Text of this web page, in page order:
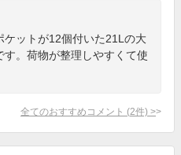
ケットが12個付いた21Lの大
。荷物が整理しやすくて使
全てのおすすめコメント (2件) >